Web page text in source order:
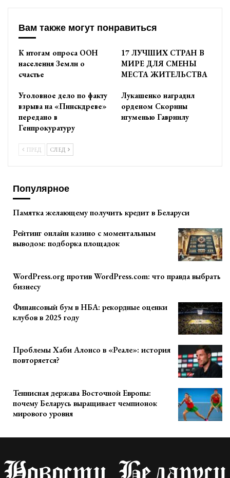
Вам также могут понравиться
К итогам опроса ООН
населения Земли о
счастье
17 ЛУЧШИХ СТРАН В
МИРЕ ДЛЯ СМЕНЫ
МЕСТА ЖИТЕЛЬСТВА
Уголовное дело по факту
взрыва на «Пинскдреве»
передано в
Генпрокуратуру
Лукашенко наградил
орденом Скорины
игуменью Гавриилу
ПРЕД СЛЕД
Популярное
Памятка желающему получить кредит в Беларуси
Рейтинг онлайн казино с моментальным
выводом: подборка площадок
WordPress.org против WordPress.com: что правда выбрать
бизнесу
Финансовый бум в НБА: рекордные оценки
клубов в 2025 году
Проблемы Хаби Алонсо в «Реале»: история
повторяется?
Теннисная держава Восточной Европы:
почему Беларусь выращивает чемпионок
мирового уровня